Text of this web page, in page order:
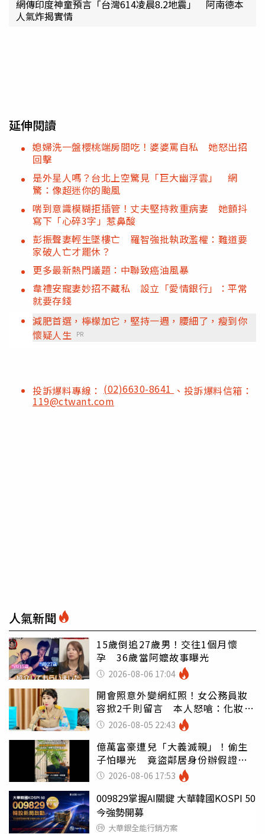
網傳印度神童預言「台灣614凌晨8.2地震」 阿南德本
人氣炸揭實情
延伸閱讀
媳婦洗一盤櫻桃端房間吃！婆婆罵自私 她怒出招
回擊
是外星人嗎？台北上空驚見「巨大幽浮雲」 網
驚：像超迷你的颱風
喘到意識模糊拒插管！丈夫堅持救重病妻 她顫抖
寫下「心碎3字」惹鼻酸
彭振聲妻輕生墜樓亡 羅智強批執政濫權：難道要
家破人亡才罷休？
更多最新熱門議題：中聯致癌油風暴
韋禮安寵妻妙招不藏私 設立「愛情銀行」：平常
就要存錢
減肥首選，檸檬加它，堅持一週，腰細了，瘦到你
懷疑人生 PR
投訴爆料專線： (02)6630-8641 、投訴爆料信箱：
119@ctwant.com
人氣新聞
15歲倒追27歲男！交往1個月懷
孕 36歲當阿嬤故事曝光
2026-08-06 17:04
開會照意外變網紅照！女公務員妝
容掀2千則留言 本人怒嗆：化妝有
錯嗎2026-08-05 22:43
億萬富豪遭兒「大義滅親」！偷生
子怕曝光 竟盜鄰居身份辦假證落
戶 2026-08-06 17:53
009829掌握AI關鍵 大華韓國KOSPI 50
今強勢開募
大華銀全能行銷方案